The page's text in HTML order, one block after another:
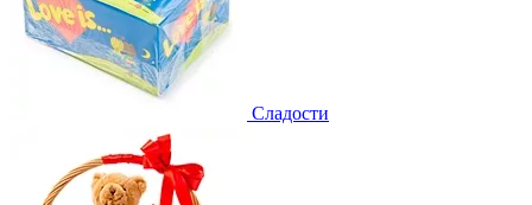
Сладости